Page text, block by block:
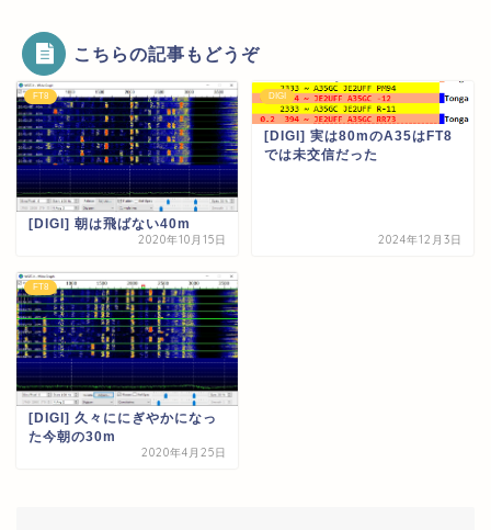
こちらの記事もどうぞ
FT8
[DIGI] 朝は飛ばない40m
2020年10月15日
DIGI
[DIGI] 実は80mのA35はFT8
では未交信だった
2024年12月3日
FT8
[DIGI] 久々ににぎやかになっ
た今朝の30m
2020年4月25日